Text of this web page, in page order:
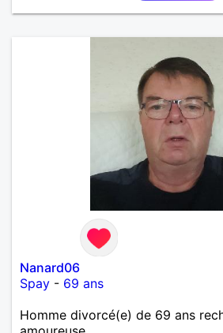
Nanard06
Spay - 69 ans
Homme divorcé(e) de 69 ans